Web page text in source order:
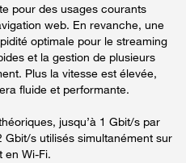
pour des usages courants
web. En revanche, une
optimale pour le streaming
et la gestion de plusieurs
Plus la vitesse est élevée,
fluide et performante.
jusqu’à 1 Gbit/s par
s utilisés simultanément sur
en Wi-Fi.